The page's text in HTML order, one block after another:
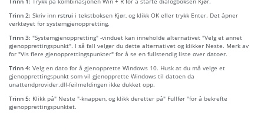
Trinn 2: Skriv inn rstrui i tekstboksen Kjør, og klikk OK eller trykk Enter. Det åpner
verktøyet for systemgjenoppretting.
Trinn 3: "Systemgjenoppretting" -vinduet kan inneholde alternativet "Velg et annet
gjenopprettingspunkt". I så fall velger du dette alternativet og klikker Neste. Merk av
for "Vis flere gjenopprettingspunkter" for å se en fullstendig liste over datoer.
Trinn 4: Velg en dato for å gjenopprette Windows 10. Husk at du må velge et
gjenopprettingspunkt som vil gjenopprette Windows til datoen da
unattendprovider.dll-feilmeldingen ikke dukket opp.
Trinn 5: Klikk på" Neste "-knappen, og klikk deretter på" Fullfør "for å bekrefte
gjenopprettingspunktet.